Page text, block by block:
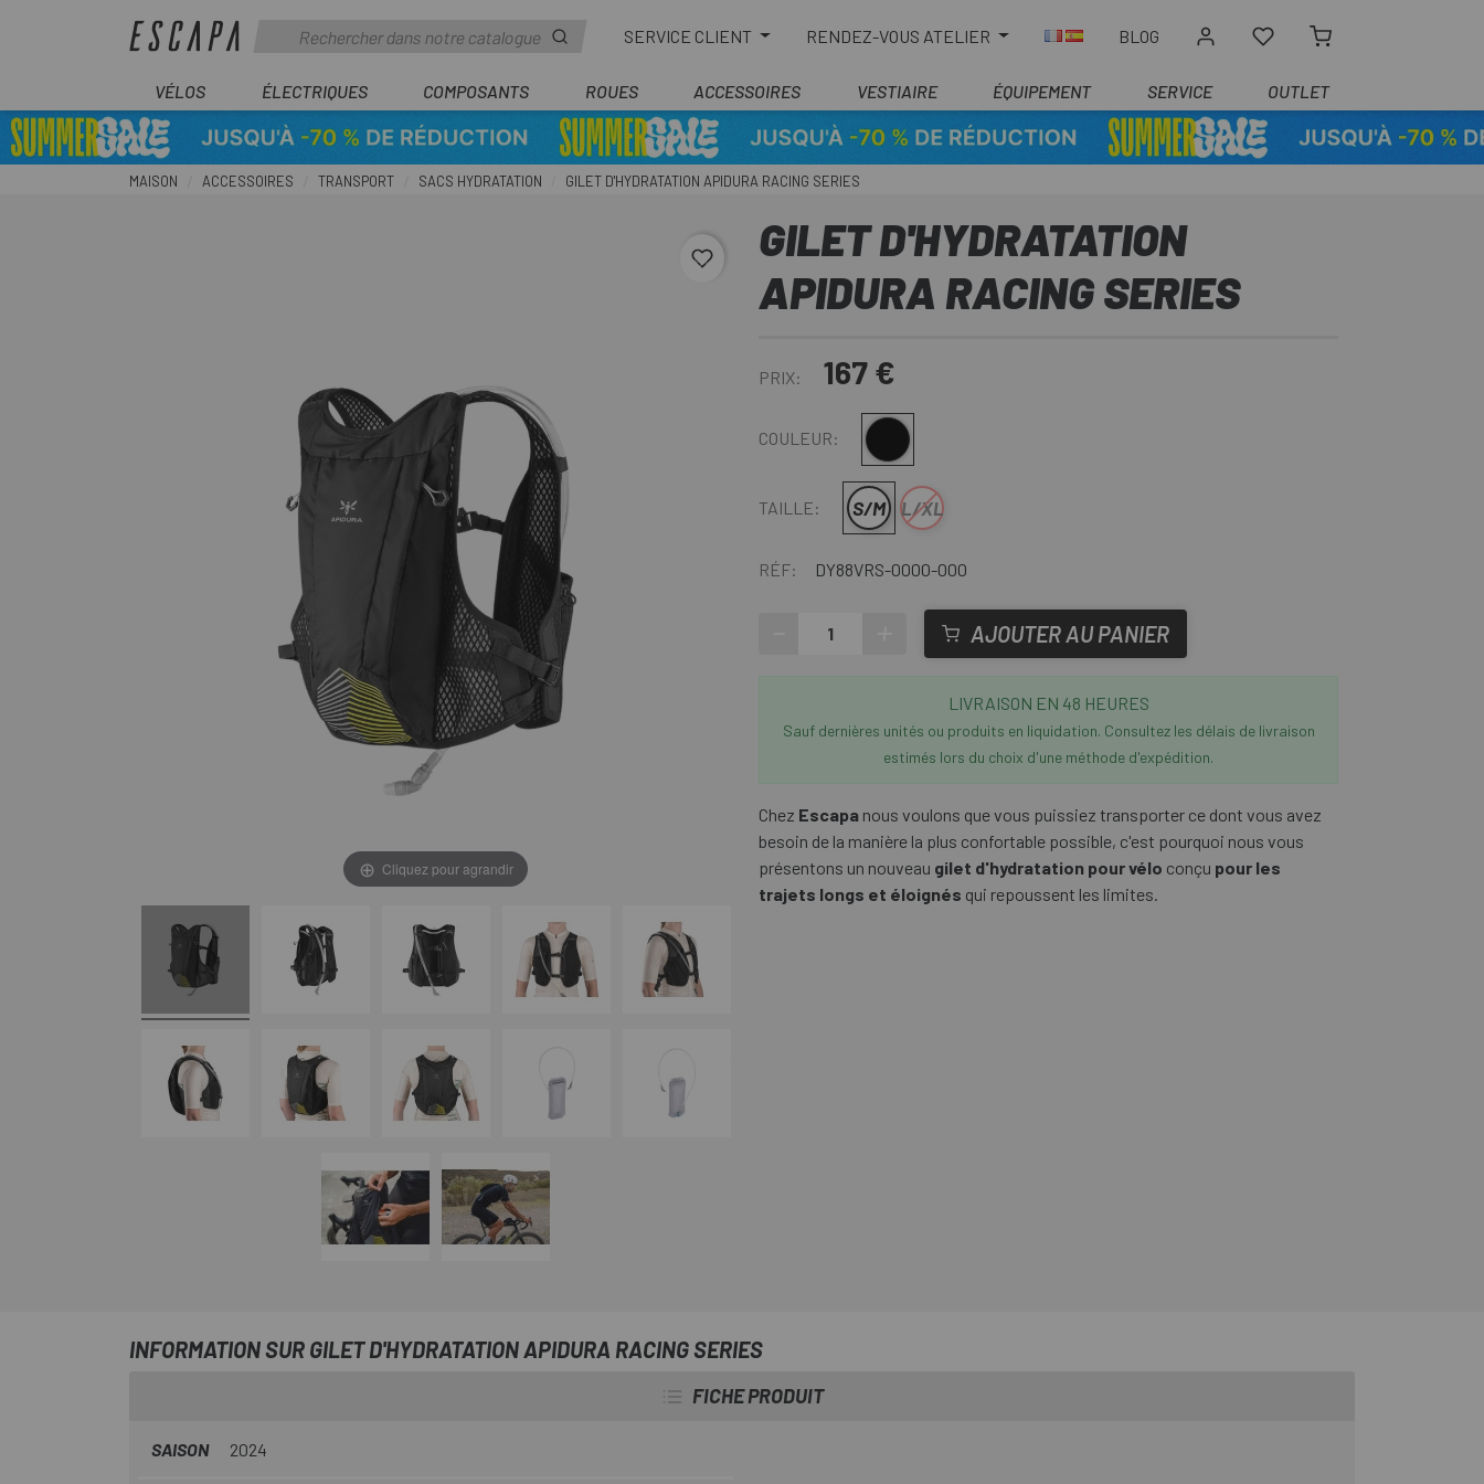
SERVICE CLIENT RENDEZ-VOUS ATELIER BLOG
VÉLOS ÉLECTRIQUES COMPOSANTS ROUES ACCESSOIRES VESTIAIRE ÉQUIPEMENT SERVICE OUTLET
MAISON ACCESSOIRES TRANSPORT SACS HYDRATATION GILET D'HYDRATATION APIDURA RACING SERIES
favorite_border
Cliquez pour agrandir
GILET D'HYDRATATION
APIDURA RACING SERIES
PRIX: 167 €
COULEUR: Noir-Jaune
TAILLE: S/M L/XL
RÉF: DY88VRS-0000-000
AJOUTER AU PANIER
LIVRAISON EN 48 HEURES
Sauf dernières unités ou produits en liquidation. Consultez les délais de livraison
estimés lors du choix d'une méthode d'expédition.
Chez Escapa nous voulons que vous puissiez transporter ce dont vous avez
besoin de la manière la plus confortable possible, c'est pourquoi nous vous
présentons un nouveau gilet d'hydratation pour vélo conçu pour les
trajets longs et éloignés qui repoussent les limites.
INFORMATION SUR GILET D'HYDRATATION APIDURA RACING SERIES
FICHE PRODUIT
SAISON 2024